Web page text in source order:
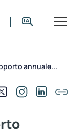
annuale...